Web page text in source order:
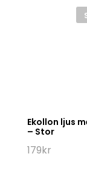
Ekollon ljus
– Stor
179kr